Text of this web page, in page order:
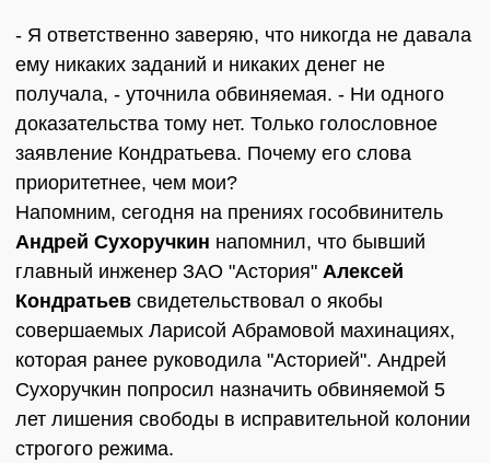
- Я ответственно заверяю, что никогда не давала
ему никаких заданий и никаких денег не
получала, - уточнила обвиняемая. - Ни одного
доказательства тому нет. Только голословное
заявление Кондратьева. Почему его слова
приоритетнее, чем мои?
Напомним, сегодня на прениях гособвинитель
Андрей Сухоручкин напомнил, что бывший
главный инженер ЗАО "Астория" Алексей
Кондратьев свидетельствовал о якобы
совершаемых Ларисой Абрамовой махинациях,
которая ранее руководила "Асторией". Андрей
Сухоручкин попросил назначить обвиняемой 5
лет лишения свободы в исправительной колонии
строгого режима.